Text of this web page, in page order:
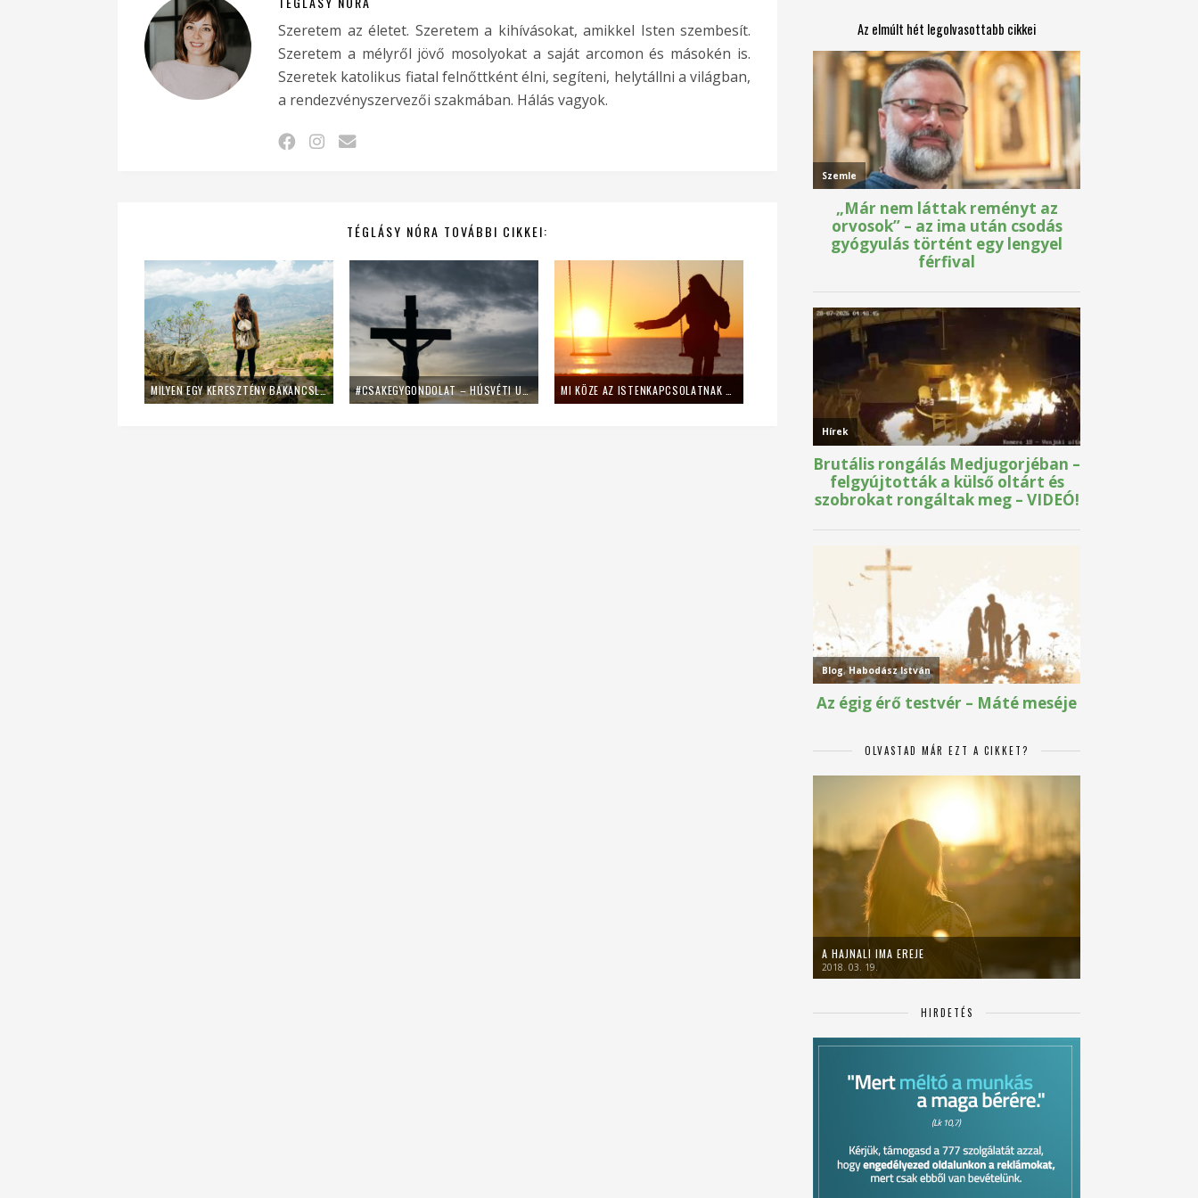
Szeretem az életet. Szeretem a kihívásokat, amikkel Isten szembesít.
Szeretem a mélyről jövő mosolyokat a saját arcomon és másokén is.
Szeretek katolikus fiatal felnőttként élni, segíteni, helytállni a világban,
a rendezvényszervezői szakmában. Hálás vagyok.
TÉGLÁSY NÓRA TOVÁBBI CIKKEI:
MILYEN EGY KERESZTÉNY BAKANCSLISTA? – 6+1 ÖTLET #CSAKEGYGONDOLAT – HÚSVÉTI UTÓIRAT MI KÖZE AZ ISTENKAPCSOLATNAK A SZINGLISÉGHEZ? ÉS MIÉRT BÁLVÁNYOZZUK A PÁRKAPCSOLATOT/HÁZASSÁGOT?
Az elmúlt hét legolvasottabb cikkei
OLVASTAD MÁR EZT A CIKKET?
A HAJNALI IMA EREJE
2018. 03. 19.
HIRDETÉS